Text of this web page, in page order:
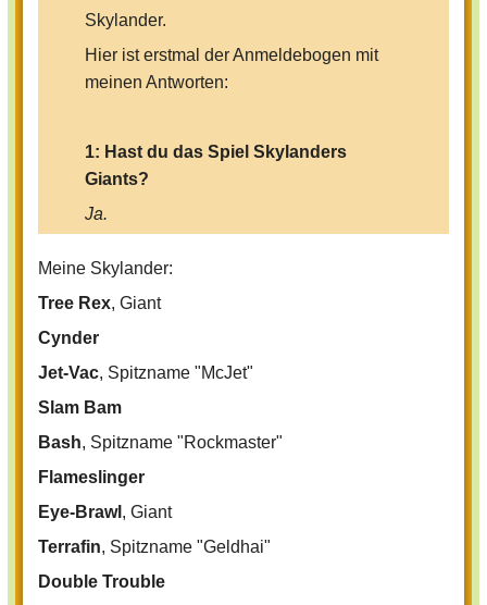
Skylander.
Hier ist erstmal der Anmeldebogen mit
meinen Antworten:
1: Hast du das Spiel Skylanders
Giants?
Ja.
Spyros Adventure?
Nein.
3: Wie viele Skylanders/Giants hast
du?
13 Skylander, 3 Giants
4: Was sind deine Lieblings-
Skylander?
Terrafin, Fright Rider und Eye-Brawl.
5: Was würdest du davon halten, wenn
Charakters (Gegner, Skylander, andere
Meine Skylander:
Tree Rex, Giant
Cynder
Jet-Vac, Spitzname "McJet"
Slam Bam
Bash, Spitzname "Rockmaster"
Flameslinger
Eye-Brawl , Giant
Terrafin, Spitzname "Geldhai"
Double Trouble